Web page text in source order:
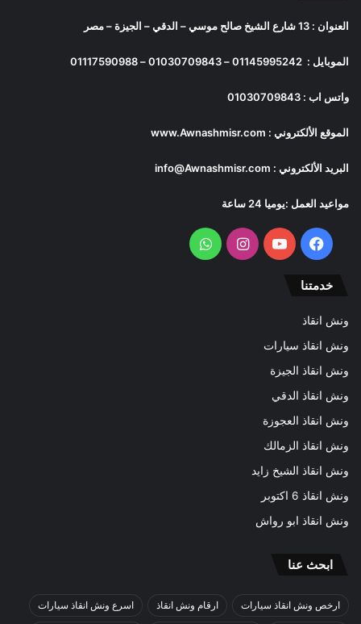
العنوان : 13 شارع الشيخ صالح موسي – الدقي – الجيزة – مصر
الموبايل : 01145995242
–
01030709843
–
01117590988
واتس اب : 01030709843
الموقع الألكتروني : www.Awnashmisr.com
البريد الألكتروني : info@Awnashmisr.com
مواعيد العمل :يوميا 24 ساعة
فيسبوكيوتيوب انستقرامواتساب
خدمتنا
ونش انقاذ
ونش انقاذ سيارات
ونش انقاذ الجيزة
ونش انقاذ الدقي
ونش انقاذ العجوزة
ونش انقاذ الزمالك
ونش انقاذ الشيخ زايد
ونش انقاذ 6 اكتوبر
ونش انقاذ ابو رواش
ابحث عنا
ارخص ونش انقاذ سيارات ارقام ونش انقاذ اسرع ونش انقاذ سيارات